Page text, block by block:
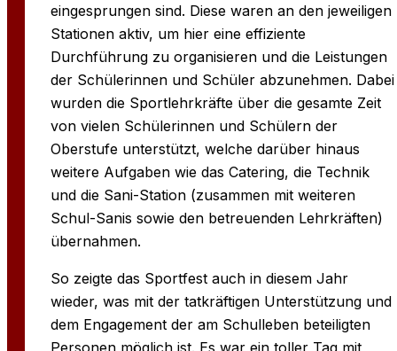
eingesprungen sind. Diese waren an den jeweiligen
Stationen aktiv, um hier eine effiziente
Durchführung zu organisieren und die Leistungen
der Schülerinnen und Schüler abzunehmen. Dabei
wurden die Sportlehrkräfte über die gesamte Zeit
von vielen Schülerinnen und Schülern der
Oberstufe unterstützt, welche darüber hinaus
weitere Aufgaben wie das Catering, die Technik
und die Sani-Station (zusammen mit weiteren
Schul-Sanis sowie den betreuenden Lehrkräften)
übernahmen.
So zeigte das Sportfest auch in diesem Jahr
wieder, was mit der tatkräftigen Unterstützung und
dem Engagement der am Schulleben beteiligten
Personen möglich ist. Es war ein toller Tag mit